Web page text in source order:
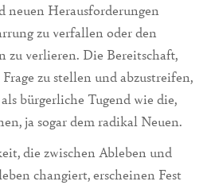
neuen Herausforderungen
zu verfallen oder den
zu verlieren. Die Bereitschaft,
zu stellen und abzustreifen,
bürgerliche Tugend wie die,
ja sogar dem radikal Neuen.
die zwischen Ableben und
changiert, erscheinen Fest